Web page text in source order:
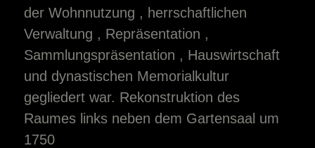
der Wohnnutzung , herrschaftlichen
Verwaltung , Repräsentation ,
Sammlungspräsentation , Hauswirtschaft
und dynastischen Memorialkultur
gegliedert war. Rekonstruktion des
Raumes links neben dem Gartensaal um
1750